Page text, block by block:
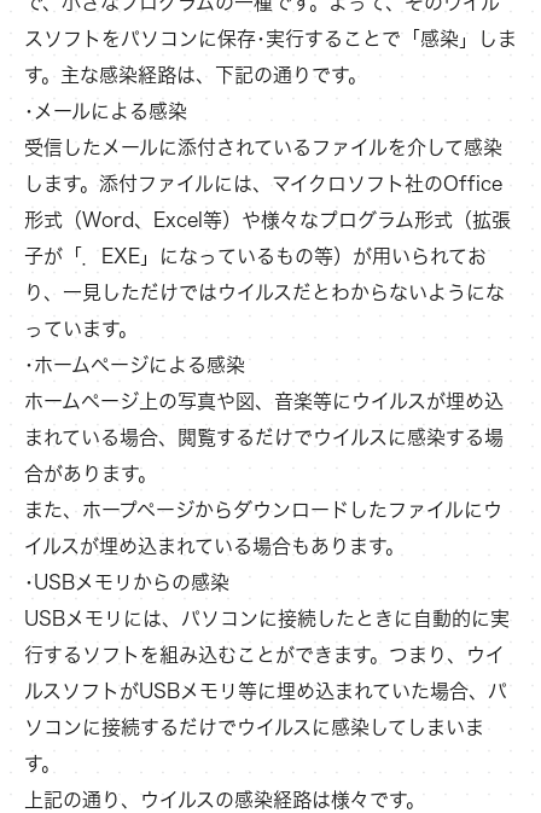
スソフトをパソコンに保存･実行することで「感染」しま
す。主な感染経路は、下記の通りです。
･メールによる感染
受信したメールに添付されているファイルを介して感染
します。添付ファイルには、マイクロソフト社のOffice
形式（Word、Excel等）や様々なプログラム形式（拡張
子が「．EXE」になっているもの等）が用いられてお
り、一見しただけではウイルスだとわからないようにな
っています。
･ホームページによる感染
ホームページ上の写真や図、音楽等にウイルスが埋め込
まれている場合、閲覧するだけでウイルスに感染する場
合があります。
また、ホープページからダウンロードしたファイルにウ
イルスが埋め込まれている場合もあります。
･USBメモリからの感染
USBメモリには、パソコンに接続したときに自動的に実
行するソフトを組み込むことができます。つまり、ウイ
ルスソフトがUSBメモリ等に埋め込まれていた場合、パ
ソコンに接続するだけでウイルスに感染してしまいま
す。
上記の通り、ウイルスの感染経路は様々です。